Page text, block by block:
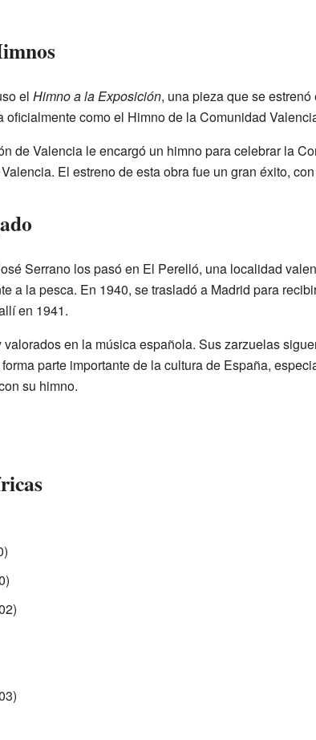
el Himno a la Exposición, una pieza que se
oficialmente como el Himno de la Comunidad
de Valencia le encargó un himno para celebrar la
El estreno de esta obra fue un gran éxito,
Serrano los pasó en El Perelló, una localidad
a la pesca. En 1940, se trasladó a Madrid para
en 1941.
en la música española. Sus zarzuelas
parte importante de la cultura de España,
su himno.